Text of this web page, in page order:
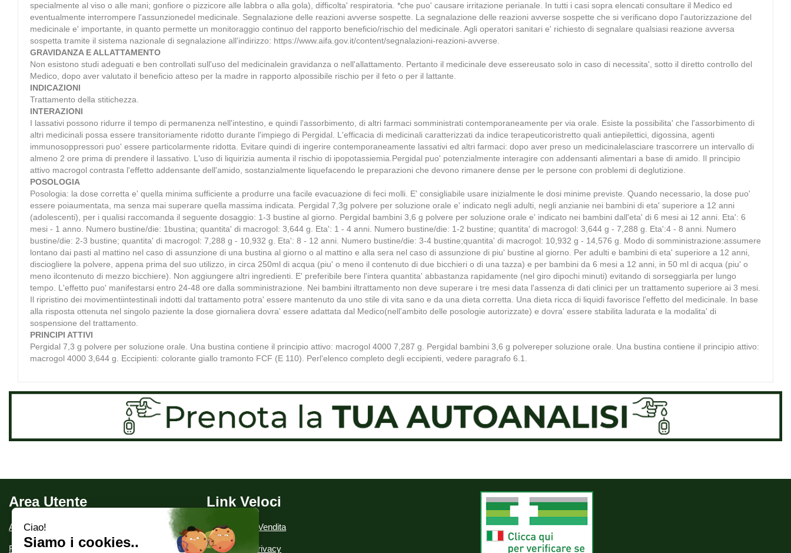
specialmente al viso o alle mani; gonfiore o pizzicore alle labbra o alla gola), difficolta' respiratoria. *che puo' causare irritazione perianale. In tutti i casi sopra elencati consultare il Medico ed
eventualmente interrompere l'assunzionedel medicinale. Segnalazione delle reazioni avverse sospette. La segnalazione delle reazioni avverse sospette che si verificano dopo l'autorizzazione del
medicinale e' importante, in quanto permette un monitoraggio continuo del rapporto beneficio/rischio del medicinale. Agli operatori sanitari e' richiesto di segnalare qualsiasi reazione avversa
sospetta tramite il sistema nazionale di segnalazione all'indirizzo: https://www.aifa.gov.it/content/segnalazioni-reazioni-avverse.
GRAVIDANZA E ALLATTAMENTO
Non esistono studi adeguati e ben controllati sull'uso del medicinalein gravidanza o nell'allattamento. Pertanto il medicinale deve essereusato solo in caso di necessita', sotto il diretto controllo del
Medico, dopo aver valutato il beneficio atteso per la madre in rapporto alpossibile rischio per il feto o per il lattante.
INDICAZIONI
Trattamento della stitichezza.
INTERAZIONI
I lassativi possono ridurre il tempo di permanenza nell'intestino, e quindi l'assorbimento, di altri farmaci somministrati contemporaneamente per via orale. Esiste la possibilita' che l'assorbimento di
altri medicinali possa essere transitoriamente ridotto durante l'impiego di Pergidal. L'efficacia di medicinali caratterizzati da indice terapeuticoristretto quali antiepilettici, digossina, agenti
immunosoppressori puo' essere particolarmente ridotta. Evitare quindi di ingerire contemporaneamente lassativi ed altri farmaci: dopo aver preso un medicinalelasciare trascorrere un intervallo di
almeno 2 ore prima di prendere il lassativo. L'uso di liquirizia aumenta il rischio di ipopotassiemia.Pergidal puo' potenzialmente interagire con addensanti alimentari a base di amido. Il principio
attivo macrogol contrasta l'effetto addensante dell'amido, sostanzialmente liquefacendo le preparazioni che devono rimanere dense per le persone con problemi di deglutizione.
POSOLOGIA
Posologia: la dose corretta e' quella minima sufficiente a produrre una facile evacuazione di feci molli. E' consigliabile usare inizialmente le dosi minime previste. Quando necessario, la dose puo'
essere poiaumentata, ma senza mai superare quella massima indicata. Pergidal 7,3g polvere per soluzione orale e' indicato negli adulti, negli anzianie nei bambini di eta' superiore a 12 anni
(adolescenti), per i qualisi raccomanda il seguente dosaggio: 1-3 bustine al giorno. Pergidal bambini 3,6 g polvere per soluzione orale e' indicato nei bambini dall'eta' di 6 mesi ai 12 anni. Eta': 6
mesi - 1 anno. Numero bustine/die: 1bustina; quantita' di macrogol: 3,644 g. Eta': 1 - 4 anni. Numero bustine/die: 1-2 bustine; quantita' di macrogol: 3,644 g - 7,288 g. Eta':4 - 8 anni. Numero
bustine/die: 2-3 bustine; quantita' di macrogol: 7,288 g - 10,932 g. Eta': 8 - 12 anni. Numero bustine/die: 3-4 bustine;quantita' di macrogol: 10,932 g - 14,576 g. Modo di somministrazione:assumere
lontano dai pasti al mattino nel caso di assunzione di una bustina al giorno o al mattino e alla sera nel caso di assunzione di piu' bustine al giorno. Per adulti e bambini di eta' superiore a 12 anni,
disciogliere la polvere, appena prima del suo utilizzo, in circa 250ml di acqua (piu' o meno il contenuto di due bicchieri o di una tazza) e per bambini da 6 mesi a 12 anni, in 50 ml di acqua (piu' o
meno ilcontenuto di mezzo bicchiere). Non aggiungere altri ingredienti. E' preferibile bere l'intera quantita' abbastanza rapidamente (nel giro dipochi minuti) evitando di sorseggiarla per lungo
tempo. L'effetto puo' manifestarsi entro 24-48 ore dalla somministrazione. Nei bambini iltrattamento non deve superare i tre mesi data l'assenza di dati clinici per un trattamento superiore ai 3 mesi.
Il ripristino dei movimentiintestinali indotti dal trattamento potra' essere mantenuto da uno stile di vita sano e da una dieta corretta. Una dieta ricca di liquidi favorisce l'effetto del medicinale. In base
alla risposta ottenuta nel singolo paziente la dose giornaliera dovra' essere adattata dal Medico(nell'ambito delle posologie autorizzate) e dovra' essere stabilita ladurata e la modalita' di
sospensione del trattamento.
PRINCIPI ATTIVI
Pergidal 7,3 g polvere per soluzione orale. Una bustina contiene il principio attivo: macrogol 4000 7,287 g. Pergidal bambini 3,6 g polvereper soluzione orale. Una bustina contiene il principio attivo:
macrogol 4000 3,644 g. Eccipienti: colorante giallo tramonto FCF (E 110). Perl'elenco completo degli eccipienti, vedere paragrafo 6.1.
Area Utente
Area utente
Registrati
Link Veloci
Condizioni di Vendita
Informativa Privacy